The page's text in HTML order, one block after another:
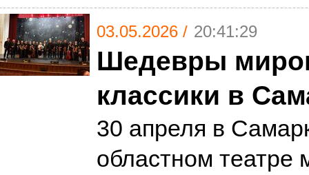
03.05.2026 / 20:41:29
Шедевры
классики в
30 апреля в
областном театре